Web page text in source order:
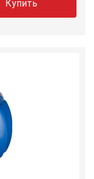
Купить